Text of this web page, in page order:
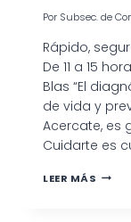
Por Subsec. de
Rápido,
De 11 a 15
Blas “El
de vida y
Acercate, es
Cuidarte es
LEER MÁS